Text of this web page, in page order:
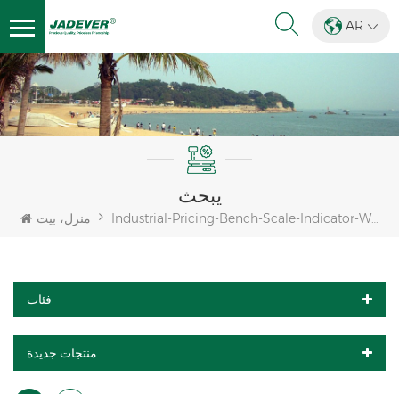
AR
يبحث
منزل، بيت Industrial-Pricing-Bench-Scale-Indicator-With-Rs232-300kg
فئات
منتجات جديدة